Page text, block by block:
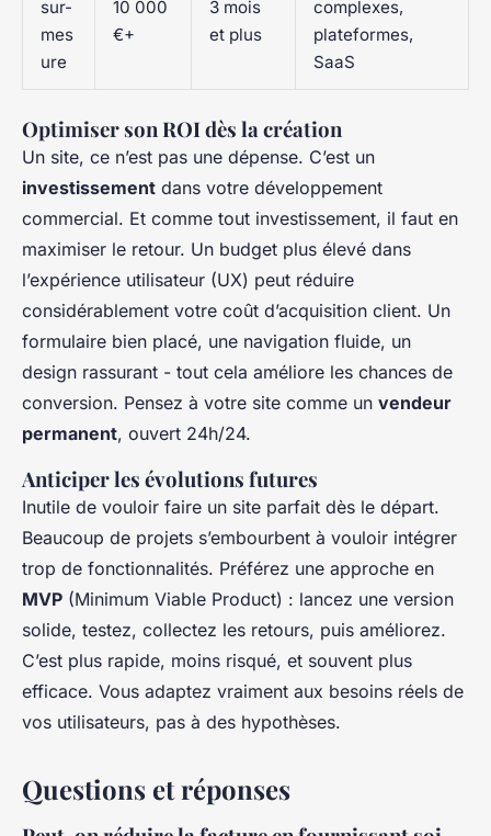
sur-
mes
ure
10 000
€+
3 mois
et plus
complexes,
plateformes,
SaaS
Optimiser son ROI dès la création
Un site, ce n’est pas une dépense. C’est un
investissement dans votre développement
commercial. Et comme tout investissement, il faut en
maximiser le retour. Un budget plus élevé dans
l’expérience utilisateur (UX) peut réduire
considérablement votre coût d’acquisition client. Un
formulaire bien placé, une navigation fluide, un
design rassurant - tout cela améliore les chances de
conversion. Pensez à votre site comme un vendeur
permanent, ouvert 24h/24.
Anticiper les évolutions futures
Inutile de vouloir faire un site parfait dès le départ.
Beaucoup de projets s’embourbent à vouloir intégrer
trop de fonctionnalités. Préférez une approche en
MVP (Minimum Viable Product) : lancez une version
solide, testez, collectez les retours, puis améliorez.
C’est plus rapide, moins risqué, et souvent plus
efficace. Vous adaptez vraiment aux besoins réels de
vos utilisateurs, pas à des hypothèses.
Questions et réponses